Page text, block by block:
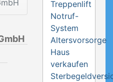
Treppenlift
Notruf-
System
Altersvorsorge
Haus
verkaufen